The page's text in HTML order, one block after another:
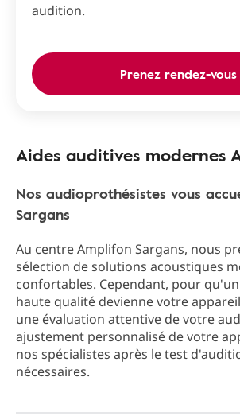
audition.
Prenez rendez-vous
Aides auditives modernes
Nos audioprothésistes vous
Sargans
Au centre Amplifon Sargans, nous
sélection de solutions acoustiques
confortables. Cependant, pour
haute qualité devienne votre
une évaluation attentive de votre
ajustement personnalisé de votre
nos spécialistes après le test
nécessaires.